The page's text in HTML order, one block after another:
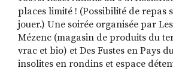
places limité ! (Possibilité de repas
jouer.) Une soirée organisée par
Mézenc (magasin de produits du
vrac et bio) et Des Fustes en Pays
insolites en rondins et espace